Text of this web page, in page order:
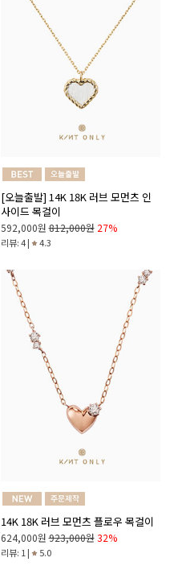
[오늘출발] 14K 18K 러브 모먼츠 인
사이드 목걸이
592,000원 812,000원 27%
리뷰: 4 | 4.3
14K 18K 러브 모먼츠 플로우 목걸이
624,000원 923,000원 32%
리뷰: 1 | 5.0